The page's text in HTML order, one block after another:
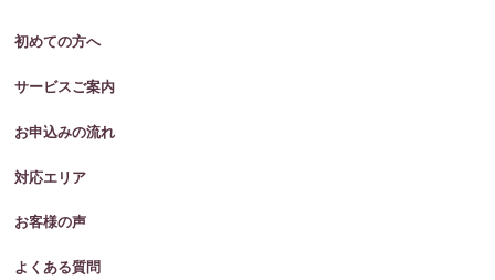
初めての方へ
サービスご案内
お申込みの流れ
対応エリア
お客様の声
よくある質問